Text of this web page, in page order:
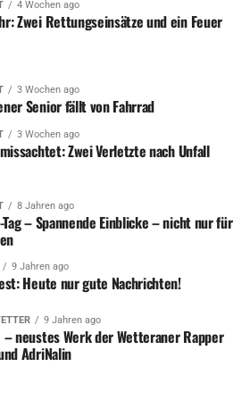
ADVERTISEMENT
Kinderschutz: Maria Peitz-
Stadtjugendring, vorne), Mike
SfL, vorne), Susanne
(Stadt Wetter) und Helge
Wetter (Ruhr).
und Bäumen, die beim Atmen
4 Wochen ago
Zwei Rettungseinsätze und ein Feuer
3 Wochen ago
Senior fällt von Fahrrad
3 Wochen ago
Zwei Verletzte nach Unfall
8 Jahren ago
– Spannende Einblicke – nicht nur für
9 Jahren ago
Heute nur gute Nachrichten!
9 Jahren ago
– neustes Werk der Wetteraner Rapper
AdriNalin